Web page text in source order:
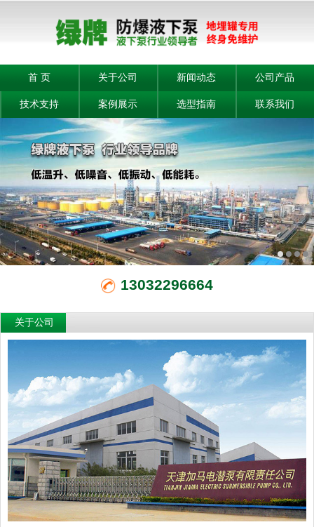
首 页 关于公司 新闻动态 公司产品
技术支持 案例展示 选型指南 联系我们
13032296664
关于公司